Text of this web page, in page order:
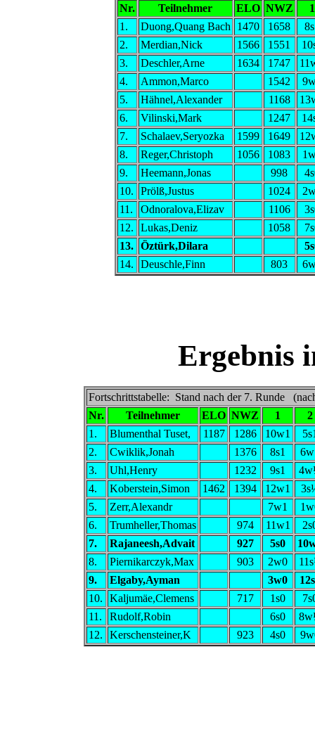
Nr.
Teilnehmer ELO NWZ
1
1.
Duong,Quang Bach 1470 1658
2.
Merdian,Nick 1566 1551
3.
Deschler,Arne 1634 1747
4.
Ammon,Marco 1542
5.
Hähnel,Alexander 1168
6.
Vilinski,Mark 1247
7.
Schalaev,Seryozka 1599 1649
8.
Reger,Christoph 1056 1083
9.
Heemann,Jonas 998
10.
Prölß,Justus 1024
11.
Odnoralova,Elizav 1106
12.
Lukas,Deniz 1058
13.
Öztürk,Dilara
14.
Deuschle,Finn 803
Ergebnis
Fortschrittstabelle: Stand nach der 7. Runde
Nr.
Teilnehmer ELO NWZ 1
2
1.
Blumenthal Tuset, 1187 1286 10w1
2.
Cwiklik,Jonah 1376 8s1
3.
Uhl,Henry 1232 9s1
4.
Koberstein,Simon 1462 1394 12w1
5.
Zerr,Alexandr 7w1
6.
Trumheller,Thomas 974 11w1
7.
Rajaneesh,Advait 927 5s0
8.
Piernikarczyk,Max 903 2w0
9.
Elgaby,Ayman 3w0
10.
Kaljumäe,Clemens 717 1s0
11.
Rudolf,Robin 6s0
12.
Kerschensteiner,K 923 4s0